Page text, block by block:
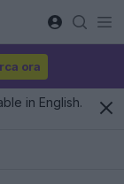
ora
in English.